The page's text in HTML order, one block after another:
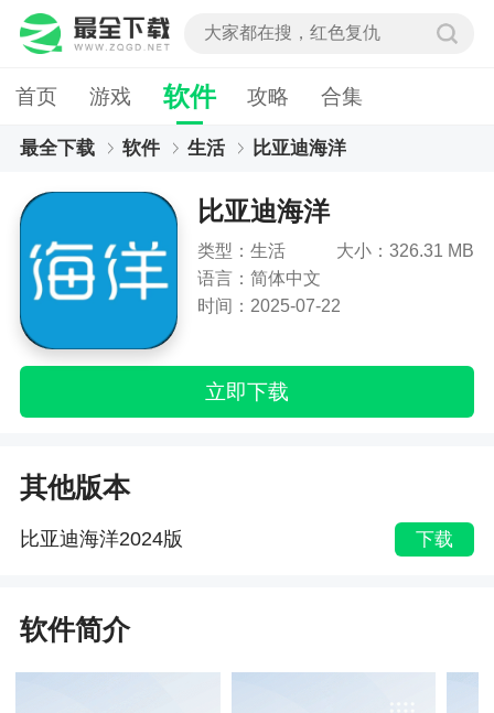
首页 游戏 软件 攻略 合集
最全下载 软件 生活 比亚迪海洋
比亚迪海洋
类型：生活
大小：326.31 MB
语言：简体中文
时间：2025-07-22
立即下载
其他版本
比亚迪海洋2024版 下载
软件简介